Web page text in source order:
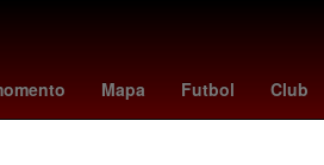
Mapa Futbol Club
Nueva York 27 de marzo